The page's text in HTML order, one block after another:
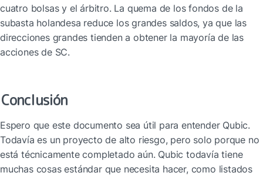
cuatro bolsas y el árbitro. La quema de los fondos de la
subasta holandesa reduce los grandes saldos, ya que las
direcciones grandes tienden a obtener la mayoría de las
acciones de SC.
Conclusión
Espero que este documento sea útil para entender Qubic.
Todavía es un proyecto de alto riesgo, pero solo porque no
está técnicamente completado aún. Qubic todavía tiene
muchas cosas estándar que necesita hacer, como listados